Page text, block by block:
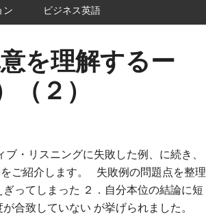
ン ビジネス英語
を理解するー
２）
・リスニングに失敗した例、に続き、
ご紹介します。 失敗例の問題点を整理
ってしまった ２．自分本位の結論に短
合致していない が挙げられました。